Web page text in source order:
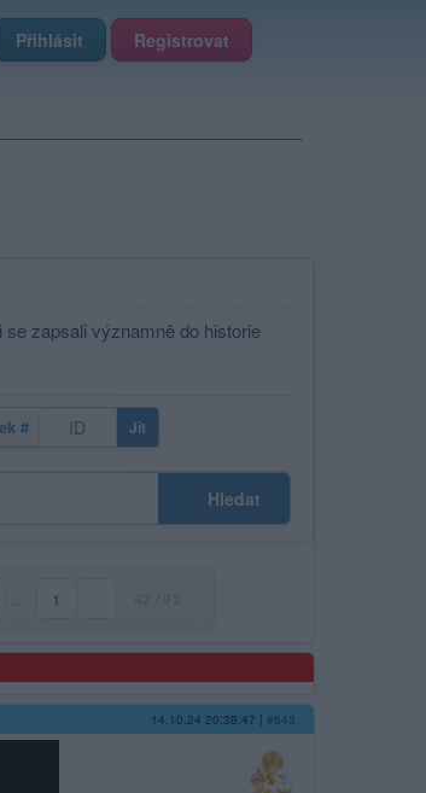
Přihlásit Registrovat
zapsali významně do historie
# Jít
Hledat
1
14.10.24 20:38:47 | #643